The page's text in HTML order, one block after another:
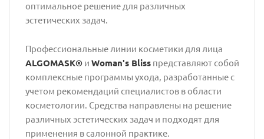
оптимальное решение для различных
эстетических задач.
Профессиональные линии косметики для лица
ALGOMASK®и Woman's Blissпредставляют собой
комплексные программы ухода, разработанные с
учетом рекомендаций специалистов в области
косметологии. Средства направлены на решение
различных эстетических задач и подходят для
применения в салонной практике.